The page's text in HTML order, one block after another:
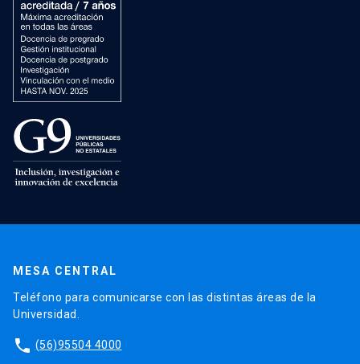
MESA CENTRAL
Teléfono para comunicarse con las distintas áreas de la
Universidad.
phone (56)95504 4000